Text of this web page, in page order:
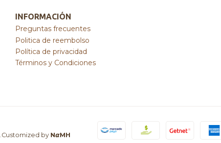
INFORMACIÓN
Preguntas frecuentes
Politica de reembolso
Política de privacidad
Términos y Condiciones
.Customized by N𝞪MH